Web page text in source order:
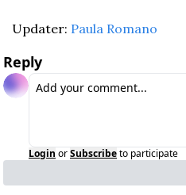
Updater: Paula Romano
Reply
Login orSubscribeto participate